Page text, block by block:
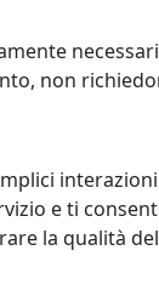
non
e ti
la qualità